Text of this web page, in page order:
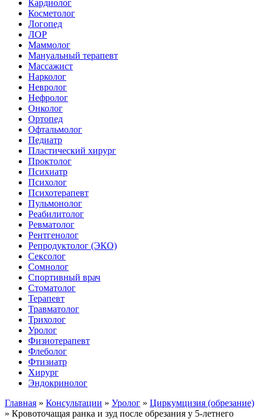
Кардиолог
Косметолог
Логопед
ЛОР
Маммолог
Мануальный терапевт
Массажист
Нарколог
Невролог
Нефролог
Онколог
Ортопед
Офтальмолог
Педиатр
Пластический хирург
Проктолог
Психиатр
Психолог
Психотерапевт
Пульмонолог
Реабилитолог
Ревматолог
Рентгенолог
Репродуктолог (ЭКО)
Сексолог
Сомнолог
Спортивный врач
Стоматолог
Терапевт
Травматолог
Трихолог
Уролог
Физиотерапевт
Флеболог
Фтизиатр
Хирург
Эндокринолог
Главная » Консультации » Уролог » Циркумцизия (обрезание)
» Кровоточащая ранка и зуд после обрезания у 5-летнего